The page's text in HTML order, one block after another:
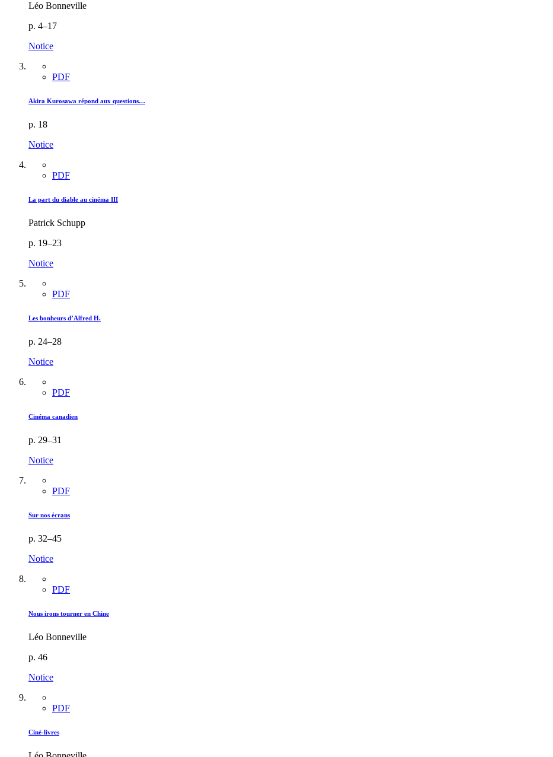
Léo Bonneville
p. 4–17
Notice
PDF
Akira Kurosawa répond aux questions…
p. 18
Notice
PDF
La part du diable au cinéma III
Patrick Schupp
p. 19–23
Notice
PDF
Les bonheurs d’Alfred H.
p. 24–28
Notice
PDF
Cinéma canadien
p. 29–31
Notice
PDF
Sur nos écrans
p. 32–45
Notice
PDF
Nous irons tourner en Chine
Léo Bonneville
p. 46
Notice
PDF
Ciné-livres